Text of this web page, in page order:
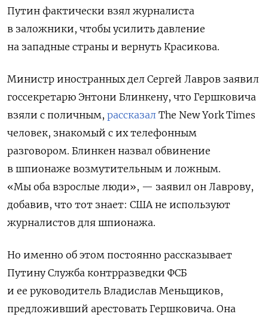
Путин фактически взял журналиста
в заложники, чтобы усилить давление
на западные страны и вернуть Красикова.
Министр иностранных дел Сергей Лавров заявил
госсекретарю Энтони Блинкену, что Гершковича
взяли с поличным, рассказал The New York Times
человек, знакомый с их телефонным
разговором. Блинкен назвал обвинение
в шпионаже возмутительным и ложным.
«Мы оба взрослые люди», — заявил он Лаврову,
добавив, что тот знает: США не используют
журналистов для шпионажа.
Но именно об этом постоянно рассказывает
Путину Служба контрразведки ФСБ
и ее руководитель Владислав Меньщиков,
предложивший арестовать Гершковича. Она